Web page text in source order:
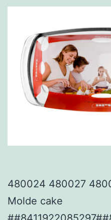
480024 480027
Molde cake